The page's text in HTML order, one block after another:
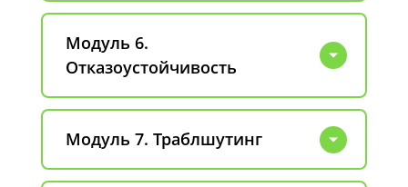
Модуль 6.
Отказоустойчивость
Модуль 7. Траблшутинг